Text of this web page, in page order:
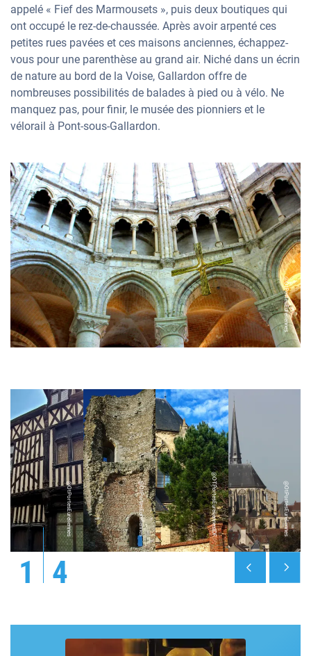
@OtPortesEureliennes
appelé « Fief des Marmousets », puis deux boutiques qui
ont occupé le rez-de-chaussée. Après avoir arpenté ces
petites rues pavées et ces maisons anciennes, échappez-
vous pour une parenthèse au grand air. Niché dans un écrin
de nature au bord de la Voise, Gallardon offre de
nombreuses possibilités de balades à pied ou à vélo. Ne
manquez pas, pour finir, le musée des pionniers et le
vélorail à Pont-sous-Gallardon.
@OtPortesEureliennes @OtPortesEureliennes @OTPortesEureliennesIDF @OtPortesEureliennes
1 4